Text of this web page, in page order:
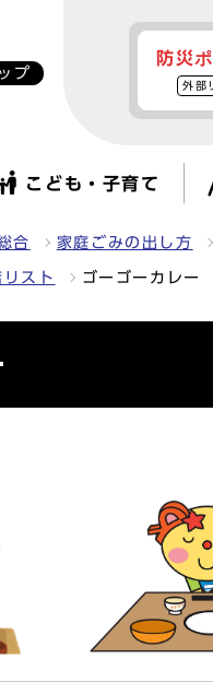
プ
防災
外部
こども・子育て
合 家庭ごみの出し方
スト ゴーゴーカレー